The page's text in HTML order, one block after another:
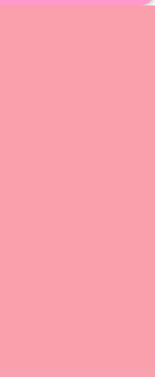
ウント
ウント公式アカウント
Facebook公式アカウン
ーみんYouTube公式アカ